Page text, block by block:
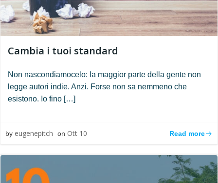
Cambia i tuoi standard
Non nascondiamocelo: la maggior parte della gente non
legge autori indie. Anzi. Forse non sa nemmeno che
esistono. Io fino […]
by eugenepitch on Ott 10 Read more